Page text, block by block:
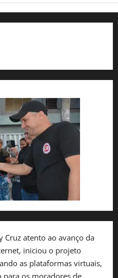
Cruz atento ao avanço da
iniciou o projeto
as plataformas virtuais,
para os moradores de